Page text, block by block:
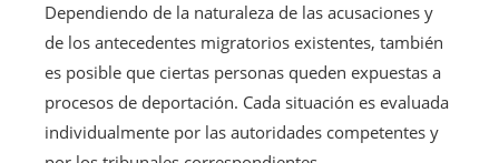
Dependiendo de la naturaleza de las acusaciones y
de los antecedentes migratorios existentes, también
es posible que ciertas personas queden expuestas a
procesos de deportación. Cada situación es evaluada
individualmente por las autoridades competentes y